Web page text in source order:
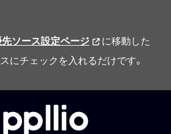
先ソース設定ページ
に移動した
にチェックを入れるだけです。